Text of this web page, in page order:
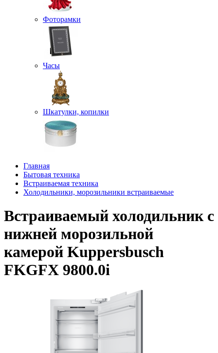
Фоторамки
Часы
Шкатулки, копилки
Главная
Бытовая техника
Встраиваемая техника
Холодильники, морозильники встраиваемые
Встраиваемый холодильник с
нижней морозильной
камерой Kuppersbusch
FKGFX 9800.0i